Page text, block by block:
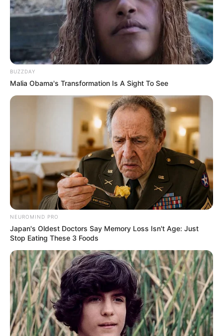
Agente de Saúde é indiciada por falsificar
visitas que nunca aconteceram.
Terceiro lote da restituição do IR paga R$
contribuintes.
Motos e bicicletas para ACS e ACE: veja o
passo a passo para conseguir o benefício.
PLP 185 continua travado na Câmara dos
Deputados por erro em seu texto.
ACS e ACE: celetista, estatutário ou
contrato precário — entenda o que muda
no seu bolso e na sua carreira.
DIVERSAS
MATÉRIAS EM DESTAQUE NOS ÚLTIMOS 30 DIAS
BUZZDAY
Malia Obama's Transformation Is A Sight To See
NEUROMIND PRO
Japan's Oldest Doctors Say Memory Loss Isn't Age: Just
Stop Eating These 3 Foods